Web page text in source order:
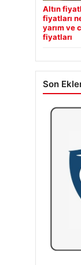
Altın
fiyatları
yarım ve
fiyatları
Son